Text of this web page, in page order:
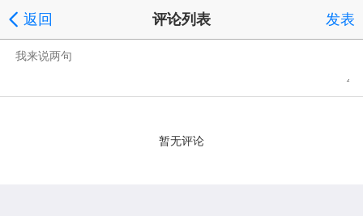
返回 评论列表 发表
暂无评论